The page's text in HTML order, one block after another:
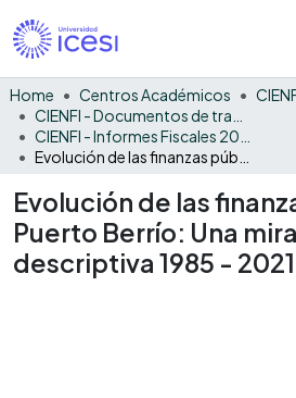
Home Centros Académicos
Evolución de las
Puerto Berrío: Una
descriptiva 1985 - 2021